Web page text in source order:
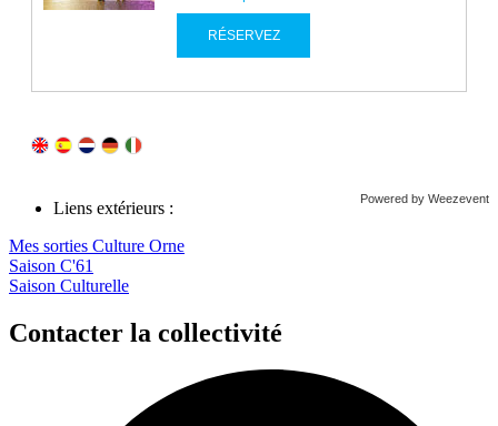
Powered by Weezevent
Liens extérieurs :
Mes sorties Culture Orne
Saison C'61
Saison Culturelle
Contacter la collectivité